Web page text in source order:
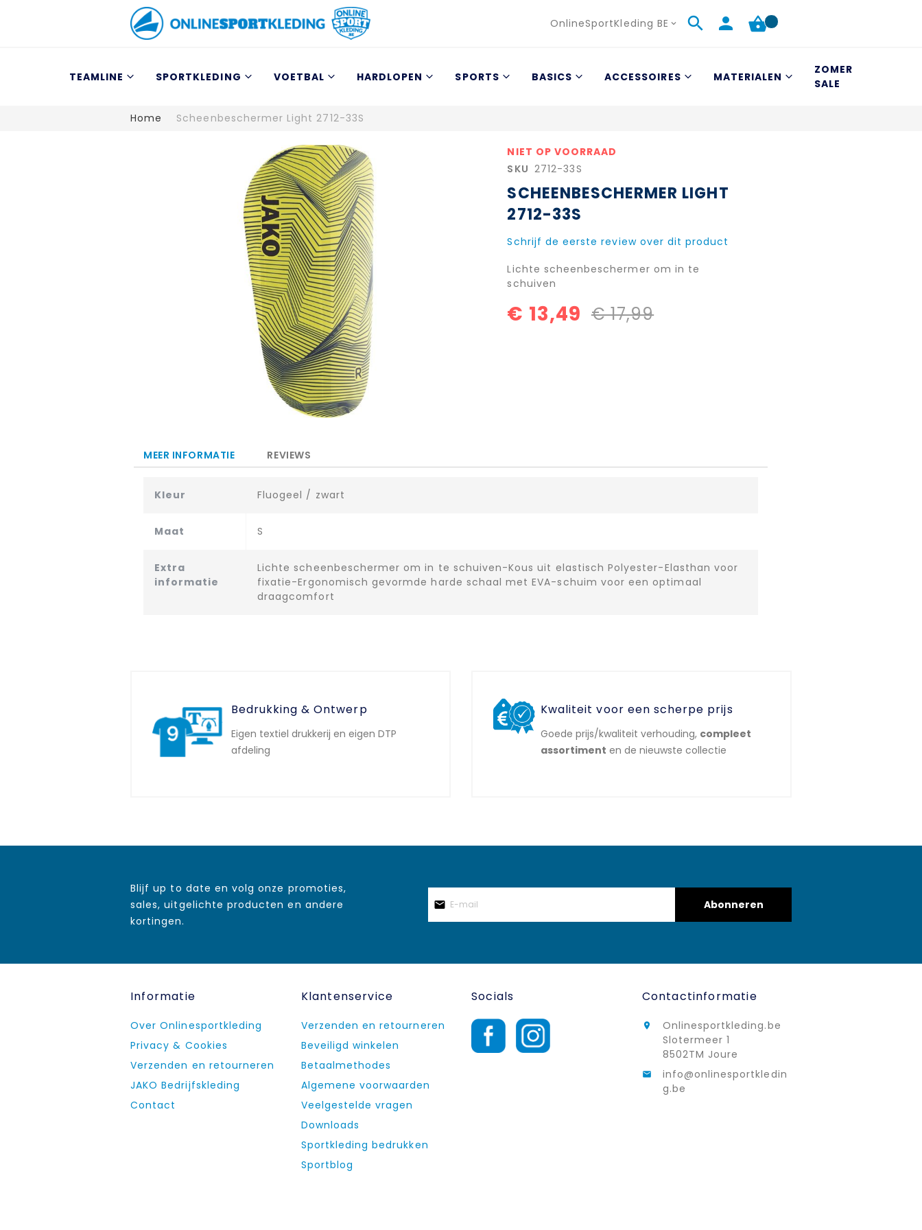
Taal
OnlineSportKleding BE
TEAMLINE SPORTKLEDING VOETBAL HARDLOPEN SPORTS BASICS ACCESSOIRES MATERIALEN
ZOMER
SALE
Home Scheenbeschermer Light 2712-33S
NIET OP VOORRAAD
SKU 2712-33S
SCHEENBESCHERMER LIGHT
2712-33S
Schrijf de eerste review over dit product
Lichte scheenbeschermer om in te
schuiven
€ 13,49 € 17,99
het
begin
gallerij
MEER INFORMATIE
Kleur Fluogeel / zwart
Maat S
Extra
informatie
Lichte scheenbeschermer om in te schuiven-Kous uit elastisch Polyester-Elasthan voor
fixatie-Ergonomisch gevormde harde schaal met EVA-schuim voor een optimaal
draagcomfort
REVIEWS
Bedrukking & Ontwerp
Eigen textiel drukkerij en eigen DTP
afdeling
Kwaliteit voor een scherpe prijs
Goede prijs/kwaliteit verhouding, compleet
assortiment en de nieuwste collectie
Blijf up to date en volg onze promoties,
sales, uitgelichte producten en andere
kortingen.
Abonneren
Informatie
Over Onlinesportkleding
Privacy & Cookies
Verzenden en retourneren
JAKO Bedrijfskleding
Contact
Klantenservice
Verzenden en retourneren
Beveiligd winkelen
Betaalmethodes
Algemene voorwaarden
Veelgestelde vragen
Downloads
Sportkleding bedrukken
Sportblog
Socials Contactinformatie

Onlinesportkleding.be
Slotermeer 1
8502TM Joure

info@onlinesportkledin
g.be